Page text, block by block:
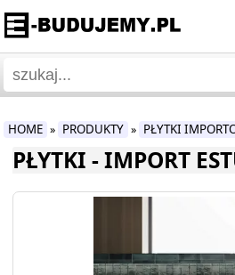
HOME » PRODUKTY » PŁYTKI
PŁYTKI - IMPORT